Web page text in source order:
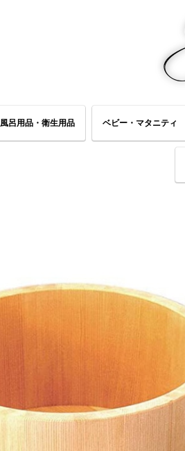
風呂用品・衛生用品 ベビー・マタニティ